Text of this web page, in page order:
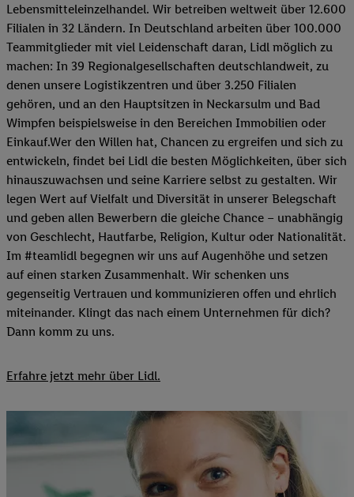
Lebensmitteleinzelhandel. Wir betreiben weltweit über 12.600
Filialen in 32 Ländern. In Deutschland arbeiten über 100.000
Teammitglieder mit viel Leidenschaft daran, Lidl möglich zu
machen: In 39 Regionalgesellschaften deutschlandweit, zu
denen unsere Logistikzentren und über 3.250 Filialen
gehören, und an den Hauptsitzen in Neckarsulm und Bad
Wimpfen beispielsweise in den Bereichen Immobilien oder
Einkauf.Wer den Willen hat, Chancen zu ergreifen und sich zu
entwickeln, findet bei Lidl die besten Möglichkeiten, über sich
hinauszuwachsen und seine Karriere selbst zu gestalten. Wir
legen Wert auf Vielfalt und Diversität in unserer Belegschaft
und geben allen Bewerbern die gleiche Chance – unabhängig
von Geschlecht, Hautfarbe, Religion, Kultur oder Nationalität.
Im #teamlidl begegnen wir uns auf Augenhöhe und setzen
auf einen starken Zusammenhalt. Wir schenken uns
gegenseitig Vertrauen und kommunizieren offen und ehrlich
miteinander. Klingt das nach einem Unternehmen für dich?
Dann komm zu uns.​
Erfahre jetzt mehr über Lidl.